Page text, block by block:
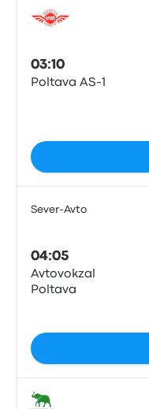
03:10
Poltava AS-1
Sever-Avto
04:05
Avtovokzal
Poltava